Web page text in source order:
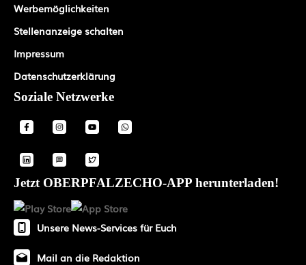
Werbemöglichkeiten
Stellenanzeige schalten
Impressum
Datenschutzerklärung
Soziale Netzwerke
Jetzt OBERPFALZECHO-APP herunterladen!
Unsere News-Services für Euch
Mail an die Redaktion